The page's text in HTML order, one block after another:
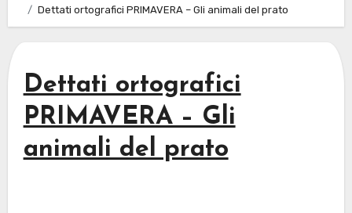
Dettati ortografici PRIMAVERA – Gli animali del prato
Dettati ortografici
PRIMAVERA – Gli
animali del prato